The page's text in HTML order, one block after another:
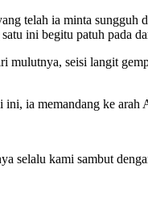
telah ia minta sungguh
ini begitu patuh pada
seisi langit
ia memandang ke arah
selalu kami sambut